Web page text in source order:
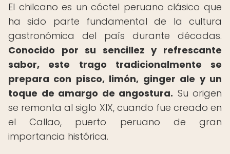
El chilcano es un cóctel peruano clásico que
ha sido parte fundamental de la cultura
gastronómica del país durante décadas.
Conocido por su sencillez y refrescante
sabor, este trago tradicionalmente se
prepara con pisco, limón, ginger ale y un
toque de amargo de angostura. Su origen
se remonta al siglo XIX, cuando fue creado en
el Callao, puerto peruano de gran
importancia histórica.